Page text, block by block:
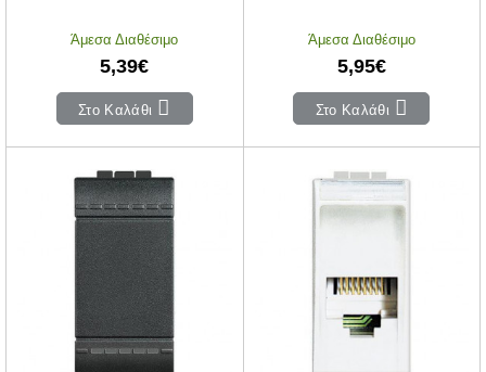
Άμεσα Διαθέσιμο
5,39€
Στο Καλάθι
Άμεσα Διαθέσιμο
5,95€
Στο Καλάθι